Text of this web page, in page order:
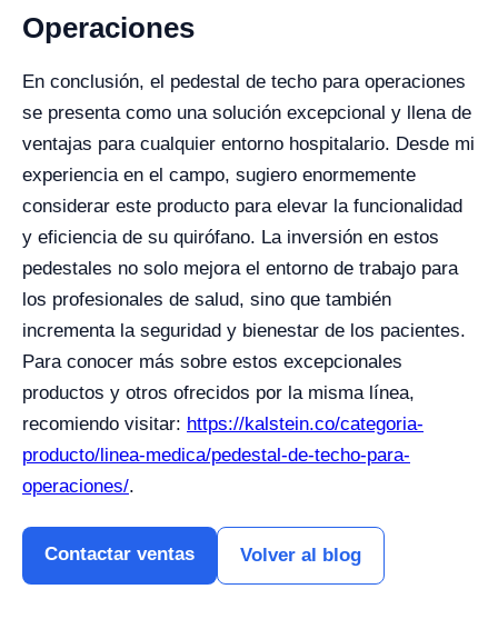
Operaciones
En conclusión, el pedestal de techo para operaciones
se presenta como una solución excepcional y llena de
ventajas para cualquier entorno hospitalario. Desde mi
experiencia en el campo, sugiero enormemente
considerar este producto para elevar la funcionalidad
y eficiencia de su quirófano. La inversión en estos
pedestales no solo mejora el entorno de trabajo para
los profesionales de salud, sino que también
incrementa la seguridad y bienestar de los pacientes.
Para conocer más sobre estos excepcionales
productos y otros ofrecidos por la misma línea,
recomiendo visitar: https://kalstein.co/categoria-
producto/linea-medica/pedestal-de-techo-para-
operaciones/.
Contactar ventas Volver al blog